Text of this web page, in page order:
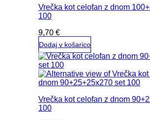
Vrečka kot celofan z dnom
100
9,70 €
Dodaj v košarico
Vrečka kot celofan z dnom
100